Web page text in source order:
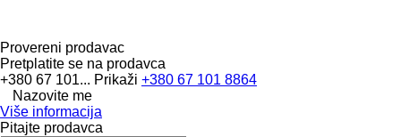
Provereni prodavac
Pretplatite se na prodavca
+380 67 101... Prikaži +380 67 101 8864
Nazovite me
Više informacija
Pitajte prodavca